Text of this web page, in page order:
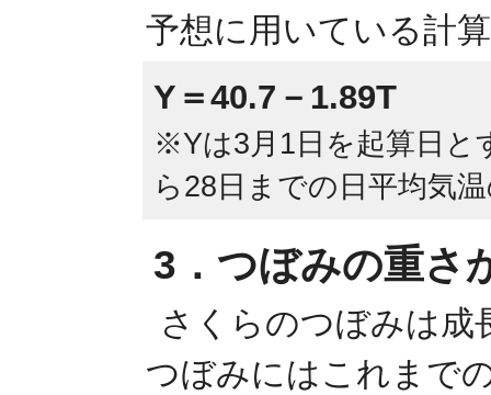
予想に用いている計
Y＝40.7－1.89T
※Yは3月1日を起算日と
ら28日までの日平均気
3．つぼみの重さ
さくらのつぼみは成
つぼみにはこれまで